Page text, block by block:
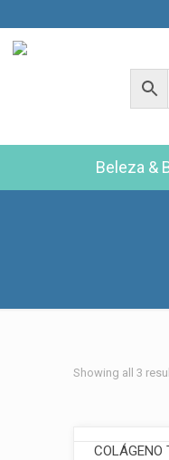
Beleza &
Showing all 3